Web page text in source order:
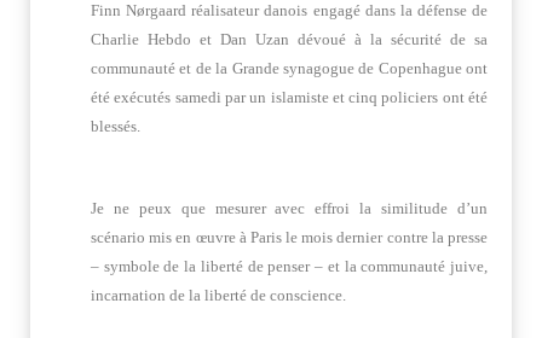
Finn Nørgaard réalisateur danois engagé dans la défense de
Charlie Hebdo et Dan Uzan dévoué à la sécurité de sa
communauté et de la Grande synagogue de Copenhague ont
été exécutés samedi par un islamiste et cinq policiers ont été
blessés.
Je ne peux que mesurer avec effroi la similitude d’un
scénario mis en œuvre à Paris le mois dernier contre la presse
– symbole de la liberté de penser – et la communauté juive,
incarnation de la liberté de conscience.